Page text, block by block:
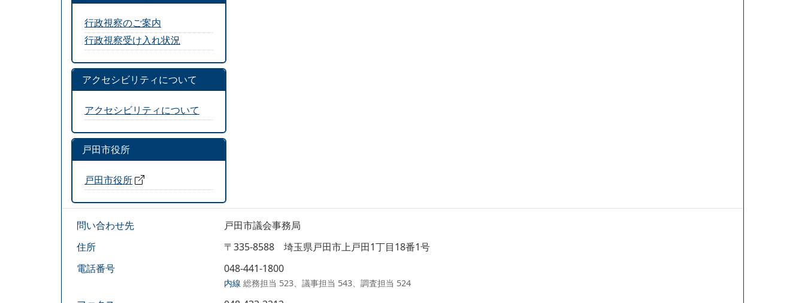
行政視察のご案内
行政視察受け入れ状況
アクセシビリティについて
アクセシビリティについて
戸田市役所
戸田市役所
問い合わせ先
戸田市議会事務局
住所
〒335-8588 埼玉県戸田市上戸田1丁目18番1号
電話番号
048-441-1800
内線 総務担当 523、議事担当 543、調査担当 524